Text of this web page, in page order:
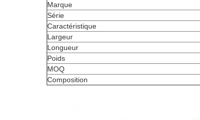
Marque
Série
Caractéristique
Largeur
Longueur
Poids
MOQ
Composition